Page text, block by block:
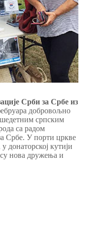
Срби за Србе из
добровољно
српским
са радом
Србе. У порти цркве
донаторској кутији
нова дружења и